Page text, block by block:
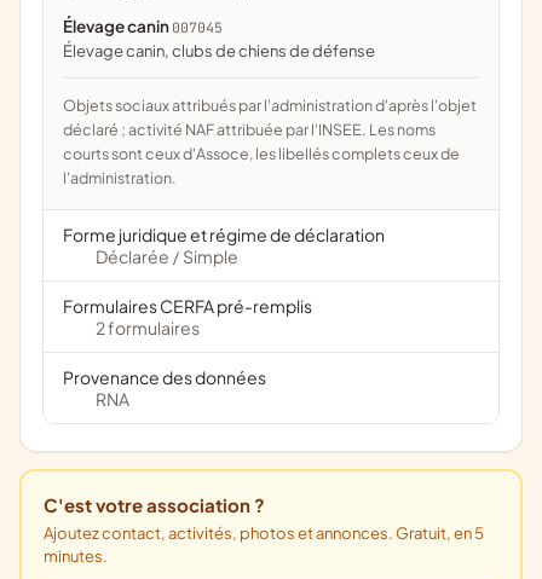
Élevage canin 007045
élevage canin, clubs de chiens de défense
Objets sociaux attribués par l'administration d'après l'objet
déclaré ; activité NAF attribuée par l'INSEE. Les noms
courts sont ceux d'Assoce, les libellés complets ceux de
l'administration.
Forme juridique et régime de déclaration
Déclarée / Simple
Formulaires CERFA pré-remplis
2 formulaires
Provenance des données
RNA
C'est votre association ?
Ajoutez contact, activités, photos et annonces. Gratuit, en 5
minutes.